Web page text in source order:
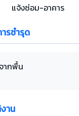
แจ้งซ่อม-อาคาร
รชำรุด
ากพื้น
าน